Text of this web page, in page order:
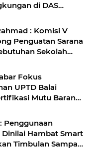
di DAS
: Komisi V
Penguatan Sarana
Sekolah
Fokus
UPTD Balai
Mutu Barang
Penggunaan
Hambat Smart
Timbulan Sampah